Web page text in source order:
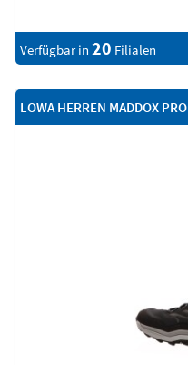
Verfügbar in 20 Filialen
LOWA HERREN MADDOX PRO